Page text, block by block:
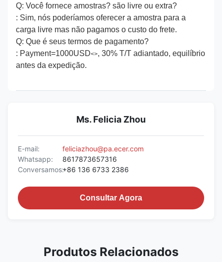
Q: Você fornece amostras? são livre ou extra?
: Sim, nós poderíamos oferecer a amostra para a
carga livre mas não pagamos o custo do frete.
Q: Que é seus termos de pagamento?
: Payment=1000USD<>, 30% T/T adiantado, equilíbrio
antes da expedição.
Ms. Felicia Zhou
E-mail:
feliciazhou@pa.ecer.com
Whatsapp:
8617873657316
Conversamos:+86 136 6733 2386
Consultar Agora
Produtos Relacionados